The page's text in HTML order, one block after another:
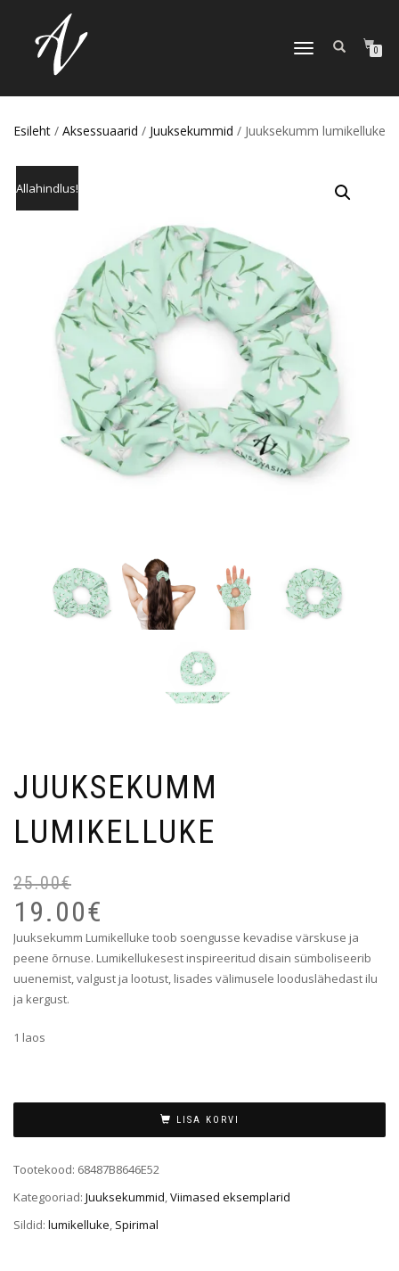
TOGGLE NAVIGATION0
Esileht / Aksessuaarid / Juuksekummid / Juuksekumm lumikelluke
Allahindlus!
JUUKSEKUMM
LUMIKELLUKE
25.00€
19.00€
Juuksekumm Lumikelluke toob soengusse kevadise värskuse ja
peene õrnuse. Lumikellukesest inspireeritud disain sümboliseerib
uuenemist, valgust ja lootust, lisades välimusele looduslähedast ilu
ja kergust.
1 laos
LISA KORVI
Tootekood: 68487B8646E52
Kategooriad: Juuksekummid,Viimased eksemplarid
Sildid: lumikelluke, Spirimal